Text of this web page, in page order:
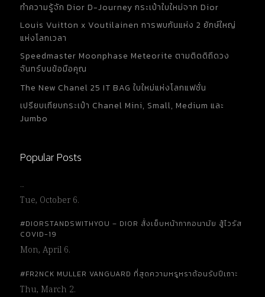
ทำความรู้จัก Dior D-Journey กระเป๋าใบใหม่จาก Dior
Louis Vuitton x Voutilainen การพบกันแห่ง 2 ยักษ์ใหญ่
แห่งโลกเวลา
Speedmaster Moonphase Meteorite ตามติดดิถีดวง
จันทร์บนข้อมือคุณ
The New Chanel 25 IT BAG ใบใหม่แห่งโลกแฟชั่น
เปรียบเทียบกระเป๋า Chanel Mini, Small, Medium และ
Jumbo
Popular Posts
…
Tue, October 6.
#DIORSTANDSWITHYOU – DIOR สั่งเย็บหน้ากากอนามัย สู้ไวรัส
COVID-19
Mon, April 6.
#FR2NCK MULLER VANGUARD ที่สุดความหรูหราต้อนรับปีเถาะ
Thu, March 2.